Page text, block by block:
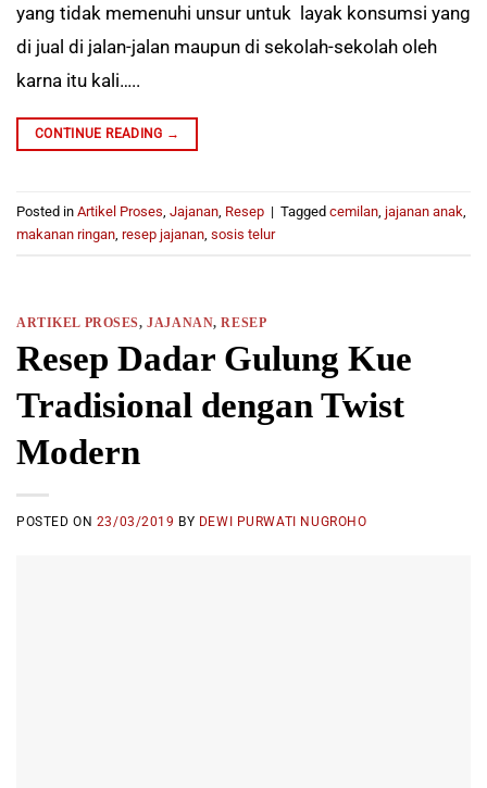
yang tidak memenuhi unsur untuk layak konsumsi yang
di jual di jalan-jalan maupun di sekolah-sekolah oleh
karna itu kali…..
CONTINUE READING →
Posted in Artikel Proses, Jajanan, Resep | Tagged cemilan, jajanan anak,
makanan ringan, resep jajanan, sosis telur
ARTIKEL PROSES,JAJANAN,RESEP
Resep Dadar Gulung Kue
Tradisional dengan Twist
Modern
POSTED ON 23/03/2019 BY DEWI PURWATI NUGROHO